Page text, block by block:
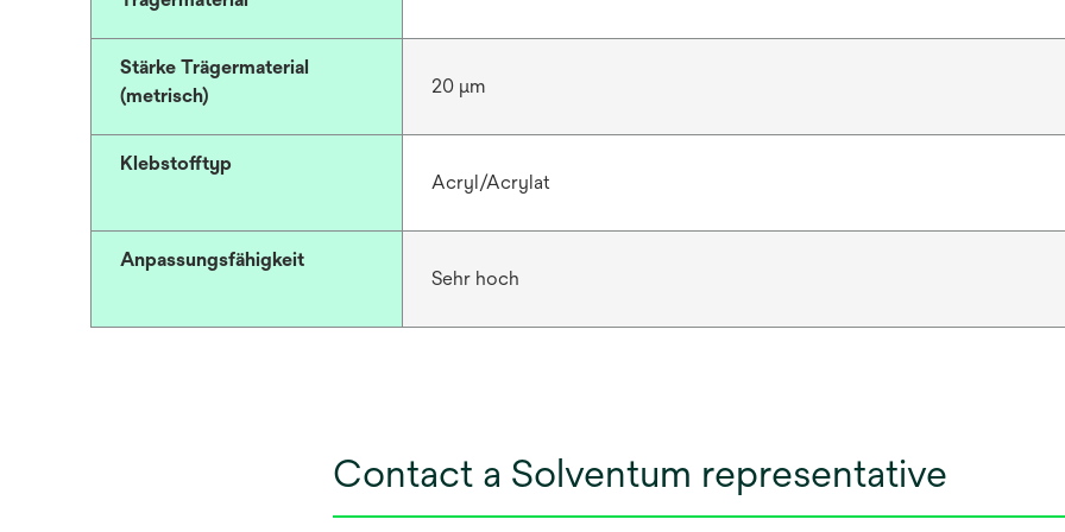
Stärke Trägermaterial
(metrisch)
20 μm
Klebstofftyp
Acryl/Acrylat
Anpassungsfähigkeit
Sehr hoch
Contact a Solventum representative